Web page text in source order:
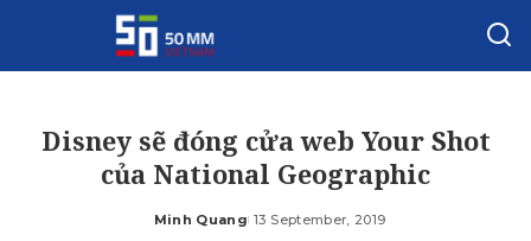
Disney sẽ đóng cửa web Your Shot
của National Geographic
Posted
Minh Quang 13 September, 2019